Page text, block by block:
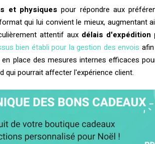
et physiques pour répondre aux
qui lui convient le mieux, augmentant
attentif aux délais d'expédition
bien établi pour la gestion des envois
place des mesures internes efficaces
qui pourrait affecter l'expérience client.